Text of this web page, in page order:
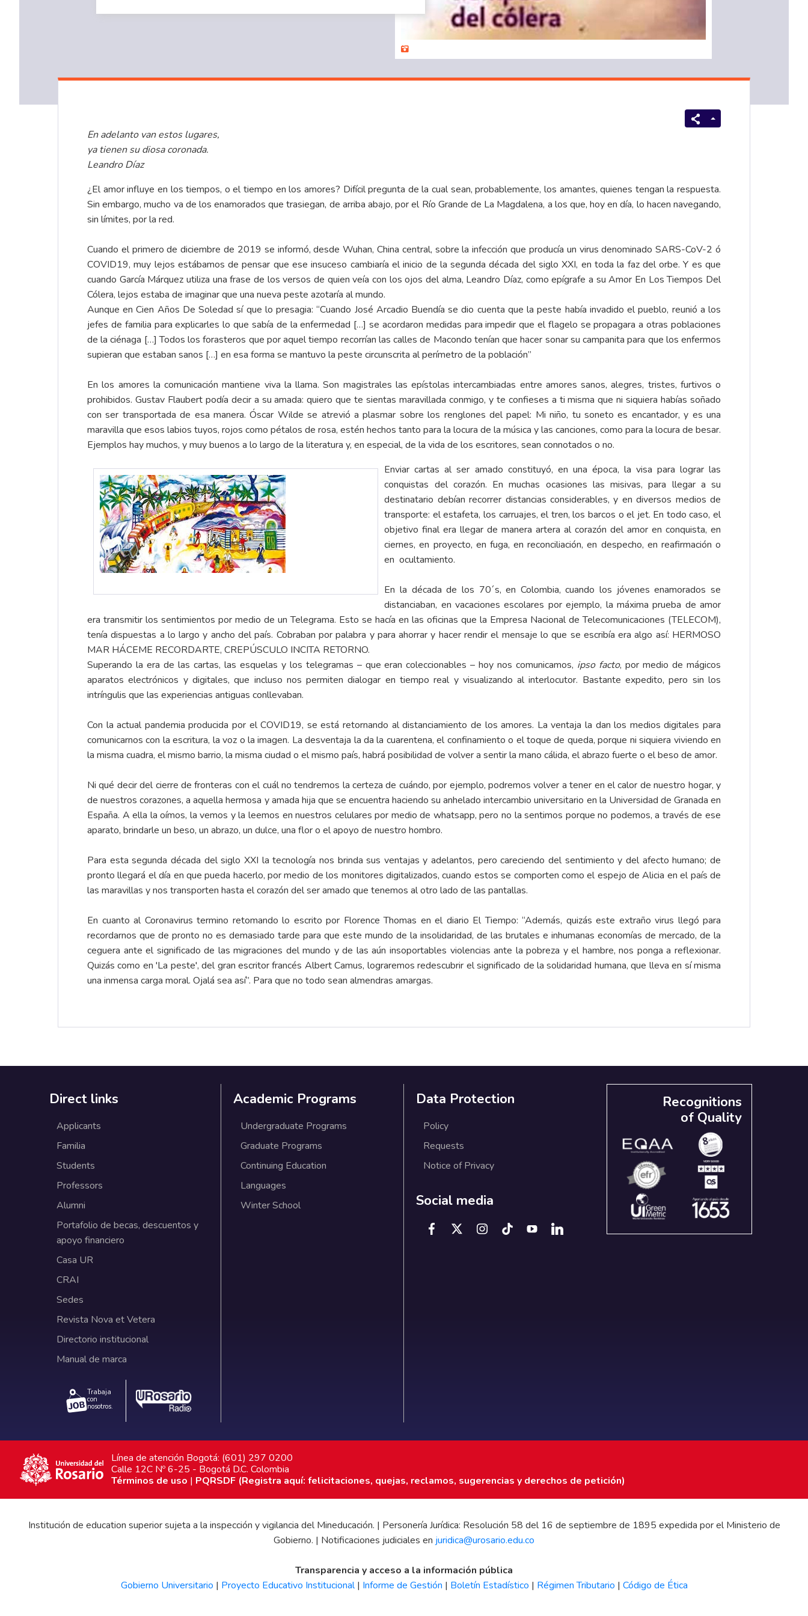
En adelanto van estos lugares,
ya tienen su diosa coronada.
Leandro Díaz
¿El amor influye en los tiempos, o el tiempo en los amores? Difícil pregunta de la cual sean, probablemente, los amantes, quienes tengan la respuesta.
Sin embargo, mucho va de los enamorados que trasiegan, de arriba abajo, por el Río Grande de La Magdalena, a los que, hoy en día, lo hacen navegando,
sin límites, por la red.
Cuando el primero de diciembre de 2019 se informó, desde Wuhan, China central, sobre la infección que producía un virus denominado SARS-CoV-2 ó
COVID19, muy lejos estábamos de pensar que ese insuceso cambiaría el inicio de la segunda década del siglo XXI, en toda la faz del orbe. Y es que
cuando García Márquez utiliza una frase de los versos de quien veía con los ojos del alma, Leandro Díaz, como epígrafe a su Amor En Los Tiempos Del
Cólera, lejos estaba de imaginar que una nueva peste azotaría al mundo.
Aunque en Cien Años De Soledad sí que lo presagia: “Cuando José Arcadio Buendía se dio cuenta que la peste había invadido el pueblo, reunió a los
jefes de familia para explicarles lo que sabía de la enfermedad […] se acordaron medidas para impedir que el flagelo se propagara a otras poblaciones
de la ciénaga […] Todos los forasteros que por aquel tiempo recorrían las calles de Macondo tenían que hacer sonar su campanita para que los enfermos
supieran que estaban sanos […] en esa forma se mantuvo la peste circunscrita al perímetro de la población”
En los amores la comunicación mantiene viva la llama. Son magistrales las epístolas intercambiadas entre amores sanos, alegres, tristes, furtivos o
prohibidos. Gustav Flaubert podía decir a su amada: quiero que te sientas maravillada conmigo, y te confieses a ti misma que ni siquiera habías soñado
con ser transportada de esa manera. Óscar Wilde se atrevió a plasmar sobre los renglones del papel: Mi niño, tu soneto es encantador, y es una
maravilla que esos labios tuyos, rojos como pétalos de rosa, estén hechos tanto para la locura de la música y las canciones, como para la locura de besar.
Ejemplos hay muchos, y muy buenos a lo largo de la literatura y, en especial, de la vida de los escritores, sean connotados o no.
Enviar cartas al ser amado constituyó, en una época, la visa para lograr las
conquistas del corazón. En muchas ocasiones las misivas, para llegar a su
destinatario debían recorrer distancias considerables, y en diversos medios de
transporte: el estafeta, los carruajes, el tren, los barcos o el jet. En todo caso, el
objetivo final era llegar de manera artera al corazón del amor en conquista, en
ciernes, en proyecto, en fuga, en reconciliación, en despecho, en reafirmación o
en ocultamiento.
En la década de los 70´s, en Colombia, cuando los jóvenes enamorados se
distanciaban, en vacaciones escolares por ejemplo, la máxima prueba de amor
era transmitir los sentimientos por medio de un Telegrama. Esto se hacía en las oficinas que la Empresa Nacional de Telecomunicaciones (TELECOM),
tenía dispuestas a lo largo y ancho del país. Cobraban por palabra y para ahorrar y hacer rendir el mensaje lo que se escribía era algo así: HERMOSO
MAR HÁCEME RECORDARTE, CREPÚSCULO INCITA RETORNO.
Superando la era de las cartas, las esquelas y los telegramas – que eran coleccionables – hoy nos comunicamos, ipso facto, por medio de mágicos
aparatos electrónicos y digitales, que incluso nos permiten dialogar en tiempo real y visualizando al interlocutor. Bastante expedito, pero sin los
intríngulis que las experiencias antiguas conllevaban.
Con la actual pandemia producida por el COVID19, se está retornando al distanciamiento de los amores. La ventaja la dan los medios digitales para
comunicarnos con la escritura, la voz o la imagen. La desventaja la da la cuarentena, el confinamiento o el toque de queda, porque ni siquiera viviendo en
la misma cuadra, el mismo barrio, la misma ciudad o el mismo país, habrá posibilidad de volver a sentir la mano cálida, el abrazo fuerte o el beso de amor.
Ni qué decir del cierre de fronteras con el cuál no tendremos la certeza de cuándo, por ejemplo, podremos volver a tener en el calor de nuestro hogar, y
de nuestros corazones, a aquella hermosa y amada hija que se encuentra haciendo su anhelado intercambio universitario en la Universidad de Granada en
España. A ella la oímos, la vemos y la leemos en nuestros celulares por medio de whatsapp, pero no la sentimos porque no podemos, a través de ese
aparato, brindarle un beso, un abrazo, un dulce, una flor o el apoyo de nuestro hombro.
Para esta segunda década del siglo XXI la tecnología nos brinda sus ventajas y adelantos, pero careciendo del sentimiento y del afecto humano; de
pronto llegará el día en que pueda hacerlo, por medio de los monitores digitalizados, cuando estos se comporten como el espejo de Alicia en el país de
las maravillas y nos transporten hasta el corazón del ser amado que tenemos al otro lado de las pantallas.
En cuanto al Coronavirus termino retomando lo escrito por Florence Thomas en el diario El Tiempo: “Además, quizás este extraño virus llegó para
recordarnos que de pronto no es demasiado tarde para que este mundo de la insolidaridad, de las brutales e inhumanas economías de mercado, de la
ceguera ante el significado de las migraciones del mundo y de las aún insoportables violencias ante la pobreza y el hambre, nos ponga a reflexionar.
Quizás como en 'La peste', del gran escritor francés Albert Camus, lograremos redescubrir el significado de la solidaridad humana, que lleva en sí misma
una inmensa carga moral. Ojalá sea así”. Para que no todo sean almendras amargas.
Direct links
Applicants
Familia
Students
Professors
Alumni
Portafolio de becas, descuentos y
apoyo financiero
Casa UR
CRAI
Sedes
Revista Nova et Vetera
Directorio institucional
Manual de marca
Trabaja
con
nosotros.
Academic Programs
Undergraduate Programs
Graduate Programs
Continuing Education
Languages
Winter School
Data Protection
Policy
Requests
Notice of Privacy
Social media
Recognitions
of Quality
Línea de atención Bogotá: (601) 297 0200
Calle 12C Nº 6-25 - Bogotá D.C. Colombia
Términos de uso | PQRSDF (Registra aquí: felicitaciones, quejas, reclamos, sugerencias y derechos de petición)
Institución de education superior sujeta a la inspección y vigilancia del Mineducación. | Personería Jurídica: Resolución 58 del 16 de septiembre de 1895 expedida por el Ministerio de
Gobierno. | Notificaciones judiciales en juridica@urosario.edu.co
Transparencia y acceso a la información pública
Gobierno Universitario | Proyecto Educativo Institucional| Informe de Gestión | Boletín Estadístico | Régimen Tributario | Código de Ética